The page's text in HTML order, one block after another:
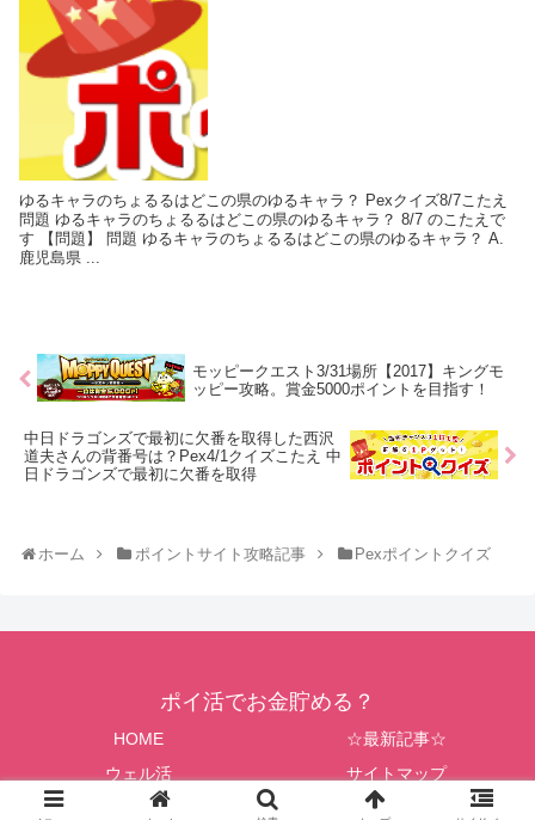
ゆるキャラのちょるるはどこの県のゆるキャラ？ Pexクイズ8/7こたえ
問題 ゆるキャラのちょるるはどこの県のゆるキャラ？ 8/7 のこたえで
す 【問題】 問題 ゆるキャラのちょるるはどこの県のゆるキャラ？ A.
鹿児島県 ...
モッピークエスト3/31場所【2017】キングモ
ッピー攻略。賞金5000ポイントを目指す！
中日ドラゴンズで最初に欠番を取得した西沢
道夫さんの背番号は？Pex4/1クイズこたえ 中
日ドラゴンズで最初に欠番を取得
ホーム ポイントサイト攻略記事 Pexポイントクイズ
ポイ活でお金貯める？
HOME
☆最新記事☆
ウェル活
サイトマップ
© 2014 ポイ活でお金貯める？.